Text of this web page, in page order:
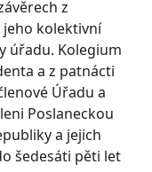
z
kolektivní
úřadu. Kolegium
a z patnácti
Úřadu a
Poslaneckou
a jejich
šedesáti pěti let